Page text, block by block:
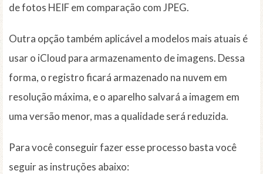
de fotos HEIF em comparação com JPEG.
Outra opção também aplicável a modelos mais atuais é
usar o iCloud para armazenamento de imagens. Dessa
forma, o registro ficará armazenado na nuvem em
resolução máxima, e o aparelho salvará a imagem em
uma versão menor, mas a qualidade será reduzida.
Para você conseguir fazer esse processo basta você
seguir as instruções abaixo: